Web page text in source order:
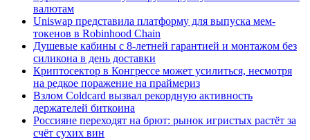
валютам
Uniswap представила платформу для выпуска мем-
токенов в Robinhood Chain
Душевые кабины с 8‑летней гарантией и монтажом без
силикона в день доставки
Криптосектор в Конгрессе может усилиться, несмотря
на редкое поражение на праймериз
Взлом Coldcard вызвал рекордную активность
держателей биткоина
Россияне переходят на брют: рынок игристых растёт за
счёт сухих вин